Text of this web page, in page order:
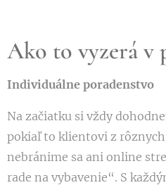
Ako to vyzerá v
Individuálne poradenstvo
Na začiatku si vždy
pokiaľ to klientovi z
nebránime sa ani online
rade na vybavenie“. S